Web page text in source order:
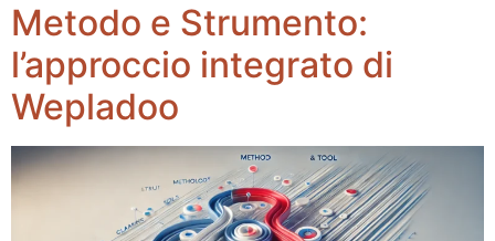
Metodo e Strumento:
l’approccio integrato di
Wepladoo